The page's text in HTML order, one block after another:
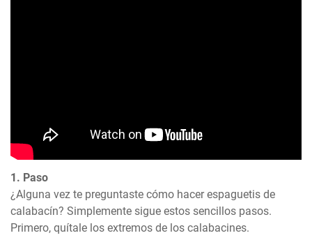
1. Paso
¿Alguna vez te preguntaste cómo hacer espaguetis de
calabacín? Simplemente sigue estos sencillos pasos.
Primero, quítale los extremos de los calabacines.